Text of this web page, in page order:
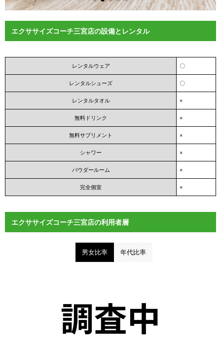
エクササイズコーチ三宮店の設備とレンタル
レンタルウェア 〇
レンタルシューズ 〇
レンタルタオル ×
無料ドリンク ×
無料サプリメント ×
シャワー ×
パウダールーム ×
完全個室 ×
エクササイズコーチ三宮店の利用者層
男女比率 年代比率